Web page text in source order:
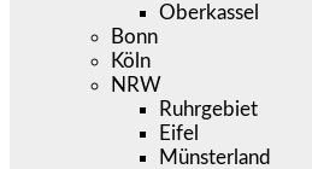
Oberkassel
Bonn
Köln
NRW
Ruhrgebiet
Eifel
Münsterland